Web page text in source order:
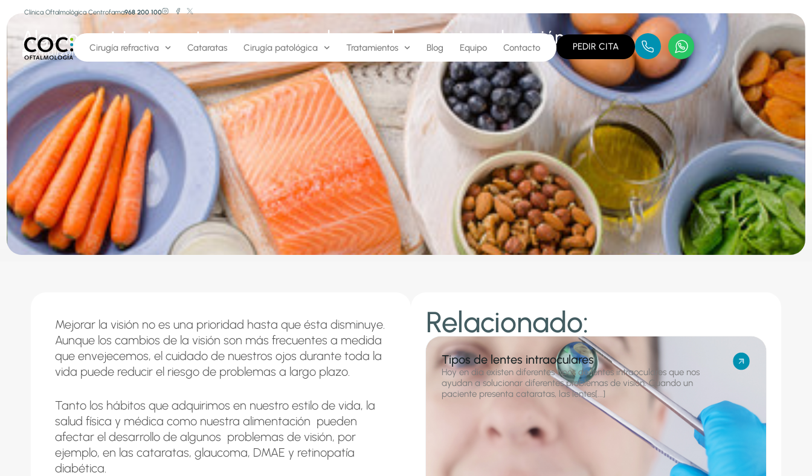
Clínica Oftalmológica Centrofama968 200 100
Cirugía refractiva Cataratas Cirugía patológica Tratamientos Blog Equipo Contacto PEDIR CITA
Algunos nutrientes naturales que pueden ayudar a mejorar la visión
24/01/2017
Mejorar la visión no es una prioridad hasta que ésta disminuye.
Aunque los cambios de la visión son más frecuentes a medida
que envejecemos, el cuidado de nuestros ojos durante toda la
vida puede reducir el riesgo de problemas a largo plazo.
Tanto los hábitos que adquirimos en nuestro estilo de vida, la
salud física y médica como nuestra alimentación pueden
afectar el desarrollo de algunos problemas de visión, por
ejemplo, en las cataratas, glaucoma, DMAE y retinopatía
diabética.
Relacionado:
Tipos de lentes intraoculares
Hoy en día existen diferentes tipos de lentes intraoculares que nos
ayudan a solucionar diferentes problemas de visión. Cuando un
paciente presenta cataratas, las lentes[...]